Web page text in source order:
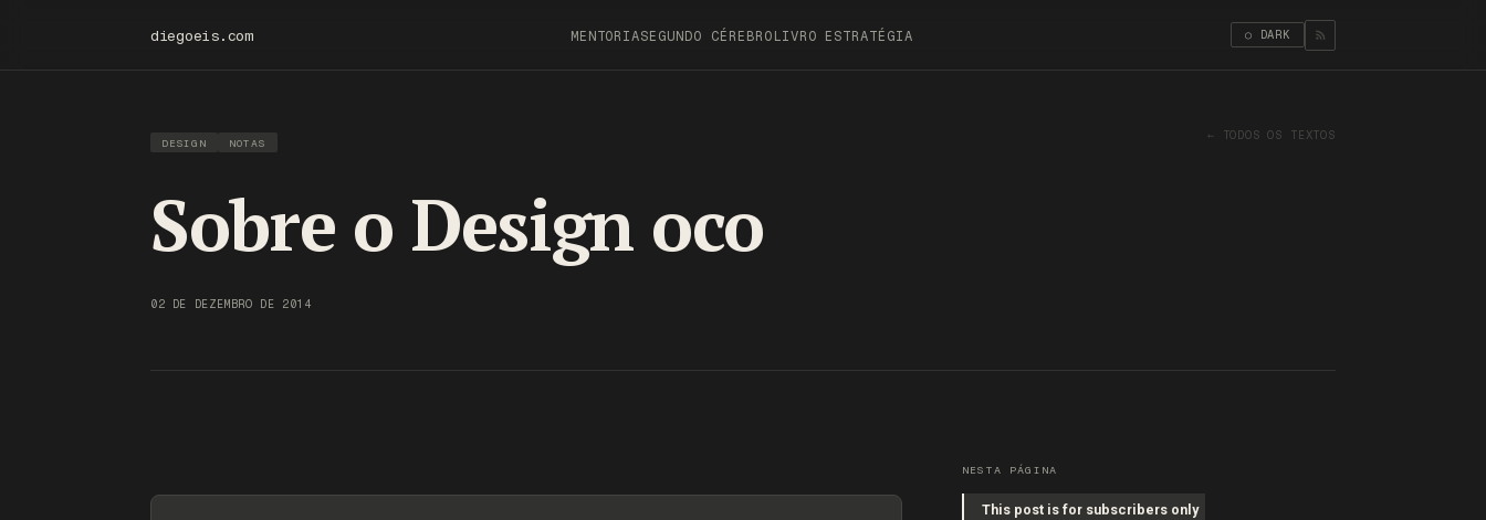
diegoeis.com MENTORIASEGUNDO CÉREBRO LIVRO ESTRATÉGIA ○ DARK
DESIGN NOTAS ← TODOS OS TEXTOS
Sobre o Design oco
02 DE DEZEMBRO DE 2014
NESTA PÁGINA
This post is for subscribers only